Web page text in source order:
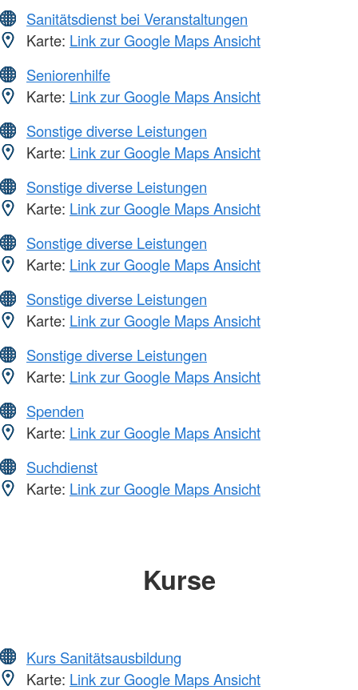
Sanitätsdienst bei Veranstaltungen
Karte: Link zur Google Maps Ansicht
Seniorenhilfe
Karte: Link zur Google Maps Ansicht
Sonstige diverse Leistungen
Karte: Link zur Google Maps Ansicht
Sonstige diverse Leistungen
Karte: Link zur Google Maps Ansicht
Sonstige diverse Leistungen
Karte: Link zur Google Maps Ansicht
Sonstige diverse Leistungen
Karte: Link zur Google Maps Ansicht
Sonstige diverse Leistungen
Karte: Link zur Google Maps Ansicht
Spenden
Karte: Link zur Google Maps Ansicht
Suchdienst
Karte: Link zur Google Maps Ansicht
Kurse
Kurs Sanitätsausbildung
Karte: Link zur Google Maps Ansicht